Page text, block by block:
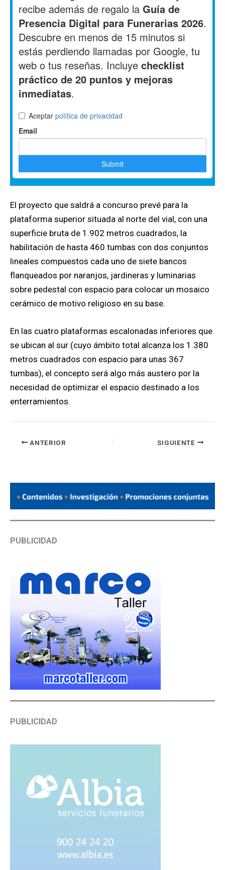
El proyecto que saldrá a concurso prevé para la
plataforma superior situada al norte del vial, con una
superficie bruta de 1.902 metros cuadrados, la
habilitación de hasta 460 tumbas con dos conjuntos
lineales compuestos cada uno de siete bancos
flanqueados por naranjos, jardineras y luminarias
sobre pedestal con espacio para colocar un mosaico
cerámico de motivo religioso en su base.
En las cuatro plataformas escalonadas inferiores que
se ubican al sur (cuyo ámbito total alcanza los 1.380
metros cuadrados con espacio para unas 367
tumbas), el concepto será algo más austero por la
necesidad de optimizar el espacio destinado a los
enterramientos.
ANTERIOR SIGUIENTE
PUBLICIDAD
PUBLICIDAD